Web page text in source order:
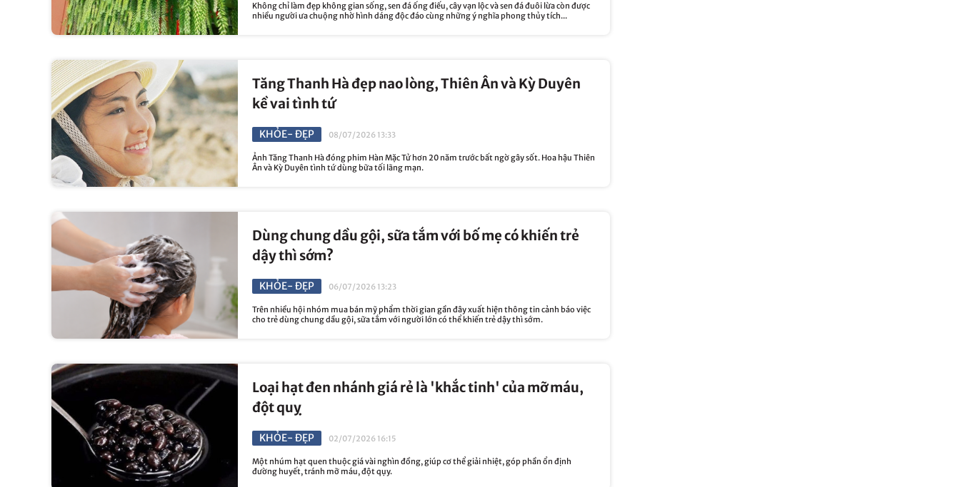
Không chỉ làm đẹp không gian sống, sen đá ống điếu, cây vạn lộc và sen đá đuôi lừa còn được
nhiều người ưa chuộng nhờ hình dáng độc đáo cùng những ý nghĩa phong thủy tích...
Tăng Thanh Hà đẹp nao lòng, Thiên Ân và Kỳ Duyên
kề vai tình tứ
KHỎE- ĐẸP 08/07/2026 13:33
Ảnh Tăng Thanh Hà đóng phim Hàn Mặc Tử hơn 20 năm trước bất ngờ gây sốt. Hoa hậu Thiên
Ân và Kỳ Duyên tình tứ dùng bữa tối lãng mạn.
Dùng chung dầu gội, sữa tắm với bố mẹ có khiến trẻ
dậy thì sớm?
KHỎE- ĐẸP 06/07/2026 13:23
Trên nhiều hội nhóm mua bán mỹ phẩm thời gian gần đây xuất hiện thông tin cảnh báo việc
cho trẻ dùng chung dầu gội, sữa tắm với người lớn có thể khiến trẻ dậy thì sớm.
Loại hạt đen nhánh giá rẻ là 'khắc tinh' của mỡ máu,
đột quỵ
KHỎE- ĐẸP 02/07/2026 16:15
Một nhúm hạt quen thuộc giá vài nghìn đồng, giúp cơ thể giải nhiệt, góp phần ổn định
đường huyết, tránh mỡ máu, đột qụy.